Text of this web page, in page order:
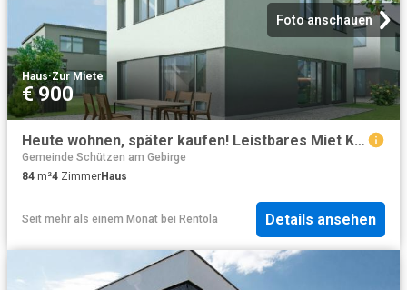
Foto anschauen
Haus·Zur Miete
€ 900
Heute wohnen, später kaufen! Leistbares Miet Kauf Konzept I individuell gestaltbare Grundrisse I Einfamilienhaus, Doppelhaus, Reihenhaus.
Gemeinde Schützen am Gebirge
84 m²4 ZimmerHaus
Seit mehr als einem Monat bei Rentola Details ansehen